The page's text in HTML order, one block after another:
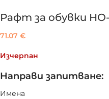
Рафт за обувки HO-
71.07 €
Изчерпан
Направи запитване:
Имена